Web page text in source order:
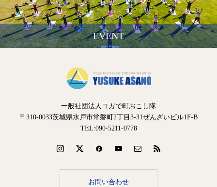
EVENT
一般社団法人ヨガで町おこし隊
〒310-0033茨城県水戸市常磐町2丁目3-31ぜんざいビル1F-B
TEL:090-5211-0778
お問い合わせ